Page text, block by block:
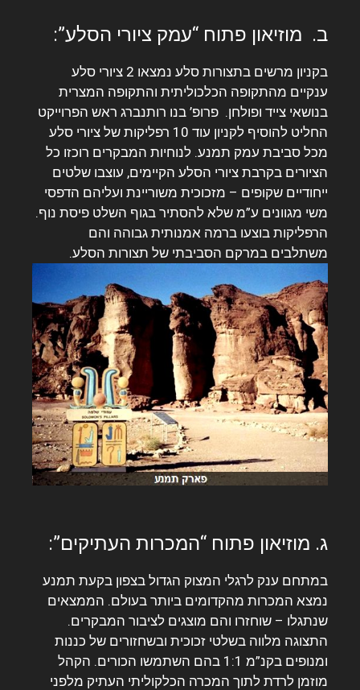
ב. מוזיאון פתוח “עמק ציורי הסלע”:
בקניון מרשים בתצורות סלע נמצאו 2 ציורי סלע
ענקיים מהתקופה הכלכוליתית והתקופה המצרית
בנושאי צייד ופולחן. פרופ’ בנו רותנברג ראש הפרוייקט
החליט להוסיף לקניון עוד 10 רפליקות של ציורי סלע
מכל סביבת עמק תמנע. לנוחיות המבקרים רוכזו כל
הציורים בקרבת ציורי הסלע הקיימים, עוצבו שלטים
ייחודיים שקופים – מזכוכית משוריינת ועליהם הדפסי
משי מגוונים ע”מ שלא להסתיר בגוף השלט פיסת נוף.
הרפליקות בוצעו ברמה אמנותית גבוהה והם
משתלבים במרקם הסביבתי של תצורות הסלע.
ג. מוזיאון פתוח “המכרות העתיקים”:
במתחם ענק לרגלי המצוק הגדול בצפון בקעת תמנע
נמצא המכרות מהקדומים ביותר בעולם. הממצאים
שנתגלו – שוחזרו והם מוצגים לציבור המבקרים.
התצוגה מלווה בשלטי זכוכית ובשחזורים של כננות
ומנופים בקנ”מ 1:1 בהם השתמשו הכורים. הקהל
מוזמן לרדת לתוך המכרה הכלקוליתי העתיק מלפני